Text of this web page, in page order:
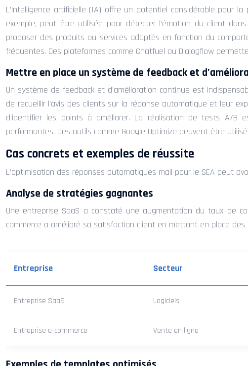
L’intelligence artificielle (IA) offre un potentiel considérable pour
exemple, peut être utilisée pour détecter l’émotion du client
proposer des produits ou services adaptés en fonction du
fréquentes. Des plateformes comme Chatfuel ou Dialogflow
Mettre en place un système de feedback et
Un système de feedback et d’amélioration continue est
de recueillir l’avis des clients sur la réponse automatique et leur
d’identifier les points à améliorer. La réalisation de tests A/B
performantes. Des outils comme Google Optimize peuvent être
Cas concrets et exemples de réussite
L’optimisation des réponses automatiques mail pour le SEA peut
Analyse de stratégies gagnantes
Une entreprise SaaS a constaté une augmentation du taux de
commerce a amélioré sa satisfaction client en mettant en place
Entreprise Secteur
Entreprise SaaS Logiciels
Entreprise e-commerce Vente en ligne